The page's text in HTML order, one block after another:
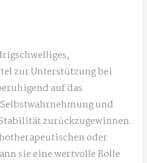
zur Unterstützung bei
auf das
und
zurückzugewinnen.
oder
sie eine wertvolle Rolle